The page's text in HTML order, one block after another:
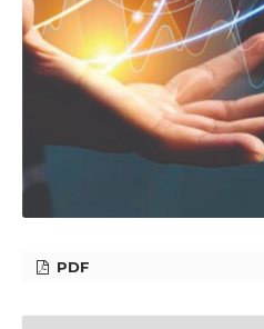
PDF